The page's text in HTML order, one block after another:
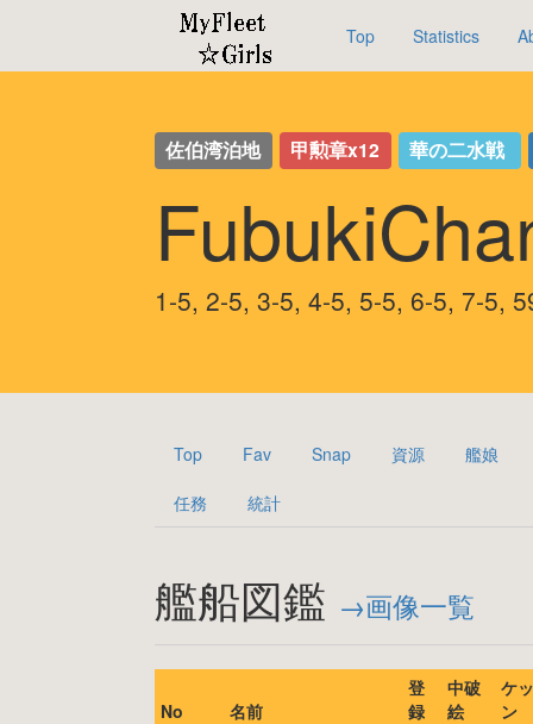
Top Statistics
佐伯湾泊地 甲勲章x12 華の二水戦
1-5, 2-5, 3-5, 4-5, 5-5, 6-5, 7-5,
Top Fav Snap 資源 艦娘
任務 統計
艦船図鑑 →画像一覧
No 名前
登
録
中破
絵
ケ
ン